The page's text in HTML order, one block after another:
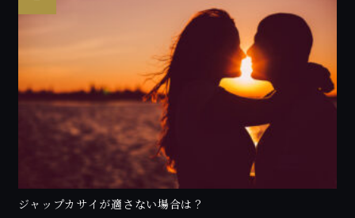
ジャップカサイが適さない場合は？